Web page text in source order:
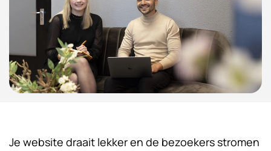
Je website draait lekker en de bezoekers stromen